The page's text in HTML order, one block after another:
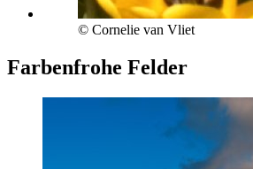
© Cornelie van Vliet
Farbenfrohe Felder